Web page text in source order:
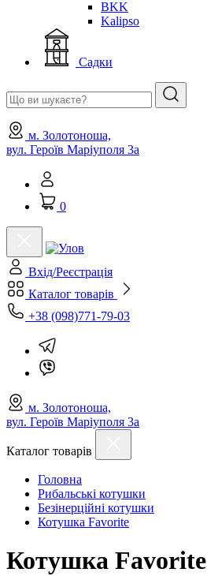
BKK
Kalipso
Садки
м. Золотоноша,
вул. Героїв Маріуполя 3а
0
Вхід/Реєстрація
Каталог товарів
+38 (098)771-79-03
м. Золотоноша,
вул. Героїв Маріуполя 3а
Каталог товарів
Головна
Рибальські котушки
Безінерційні котушки
Котушка Favorite
Котушка Favorite